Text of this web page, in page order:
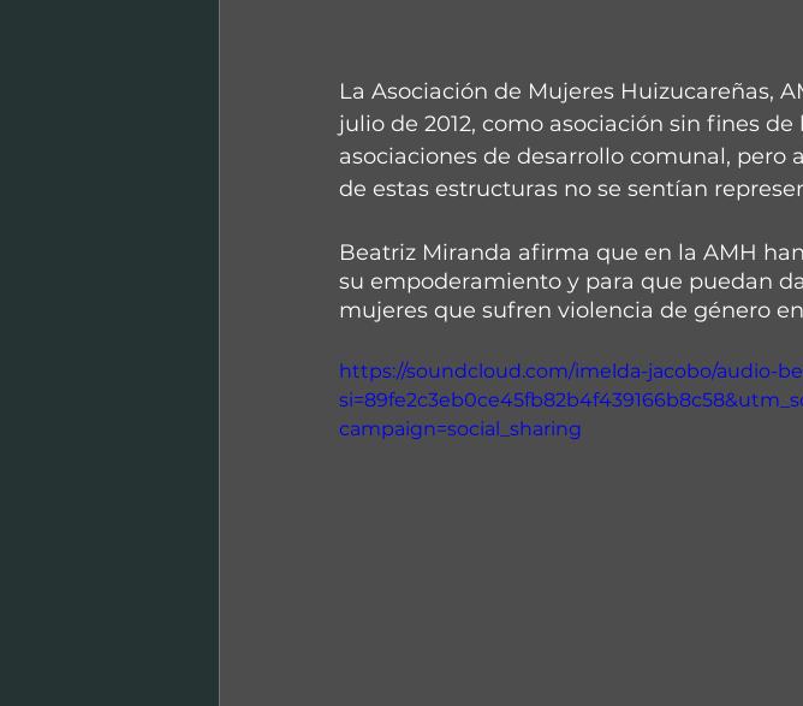
La Asociación de Mujeres Huizucareñas,
julio de 2012, como asociación sin fines
asociaciones de desarrollo comunal,
de estas estructuras no se sentían
Beatriz Miranda afirma que en la AMH
su empoderamiento y para que puedan
mujeres que sufren violencia de género
https://soundcloud.com/imelda-jacobo/audio-
campaign=social_sharing